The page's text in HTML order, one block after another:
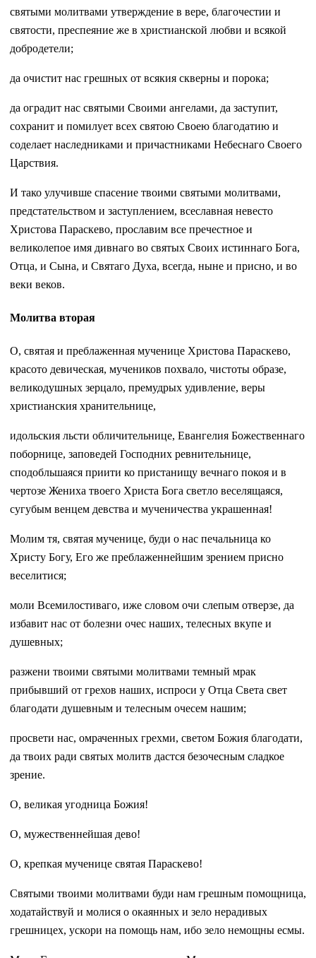
святыми молитвами утверждение в вере, благочестии и
святости, преспеяние же в христианской любви и всякой
добродетели;
да очистит нас грешных от всякия скверны и порока;
да оградит нас святыми Своими ангелами, да заступит,
сохранит и помилует всех святою Своею благодатию и
соделает наследниками и причастниками Небеснаго Своего
Царствия.
И тако улучивше спасение твоими святыми молитвами,
предстательством и заступлением, всеславная невесто
Христова Параскево, прославим все пречестное и
великолепое имя дивнаго во святых Своих истиннаго Бога,
Отца, и Сына, и Святаго Духа, всегда, ныне и присно, и во
веки веков.
Молитва вторая
О, святая и преблаженная мученице Христова Параскево,
красото девическая, мучеников похвало, чистоты образе,
великодушных зерцало, премудрых удивление, веры
христианския хранительнице,
идольския льсти обличительнице, Евангелия Божественнаго
поборнице, заповедей Господних ревнительнице,
сподобльшаяся приити ко пристанищу вечнаго покоя и в
чертозе Жениха твоего Христа Бога светло веселящаяся,
сугубым венцем девства и мученичества украшенная!
Молим тя, святая мученице, буди о нас печальница ко
Христу Богу, Его же преблаженнейшим зрением присно
веселитися;
моли Всемилостиваго, иже словом очи слепым отверзе, да
избавит нас от болезни очес наших, телесных вкупе и
душевных;
разжени твоими святыми молитвами темный мрак
прибывший от грехов наших, испроси у Отца Света свет
благодати душевным и телесным очесем нашим;
просвети нас, омраченных грехми, светом Божия благодати,
да твоих ради святых молитв дастся безочесным сладкое
зрение.
О, великая угодница Божия!
О, мужественнейшая дево!
О, крепкая мученице святая Параскево!
Святыми твоими молитвами буди нам грешным помощница,
ходатайствуй и молися о окаянных и зело нерадивых
грешницех, ускори на помощь нам, ибо зело немощны есмы.